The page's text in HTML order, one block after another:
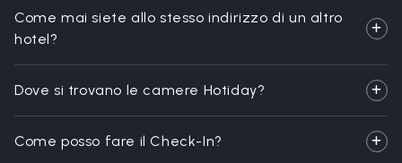
Come mai siete allo stesso indirizzo di un altro
hotel?
Dove si trovano le camere Hotiday?
Come posso fare il Check-In?